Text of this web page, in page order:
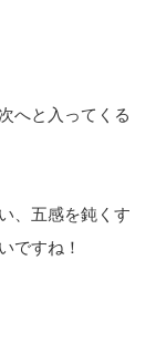
へと入ってくる
、五感を鈍くす
ですね！